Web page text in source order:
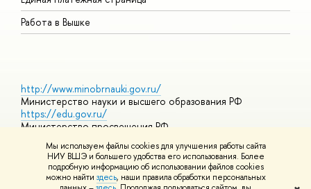
Мы используем файлы cookies для улучшения работы сайта
НИУ ВШЭ и большего удобства его использования. Более
подробную информацию об использовании файлов cookies
можно найти здесь, наши правила обработки персональных
Работа в Вышке
http://www.minobrnauki.gov.ru/
Министерство науки и высшего образования РФ
https://edu.gov.ru/
Министерство просвещения РФ
https://elearning.hse.ru/mooc
Массовые открытые онлайн-курсы